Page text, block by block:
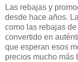
Las rebajas y
desde hace años.
como las rebajas
convertido en
que esperan esos
precios mucho más